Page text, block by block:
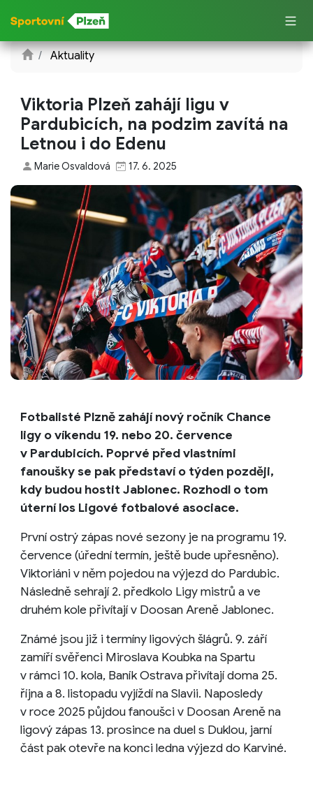
Aktuality
Viktoria Plzeň zahájí ligu v
Pardubicích, na podzim zavítá na
Letnou i do Edenu
Marie Osvaldová 17. 6. 2025
Fotbalisté Plzně zahájí nový ročník Chance
ligy o víkendu 19. nebo 20. července
v Pardubicích. Poprvé před vlastními
fanoušky se pak představí o týden později,
kdy budou hostit Jablonec. Rozhodl o tom
úterní los Ligové fotbalové asociace.
První ostrý zápas nové sezony je na programu 19.
července (úřední termín, ještě bude upřesněno).
Viktoriáni v něm pojedou na výjezd do Pardubic.
Následně sehrají 2. předkolo Ligy mistrů a ve
druhém kole přivítají v Doosan Areně Jablonec.
Známé jsou již i termíny ligových šlágrů. 9. září
zamíří svěřenci Miroslava Koubka na Spartu
v rámci 10. kola, Baník Ostrava přivítají doma 25.
října a 8. listopadu vyjíždí na Slavii. Naposledy
v roce 2025 půjdou fanoušci v Doosan Areně na
ligový zápas 13. prosince na duel s Duklou, jarní
část pak otevře na konci ledna výjezd do Karviné.